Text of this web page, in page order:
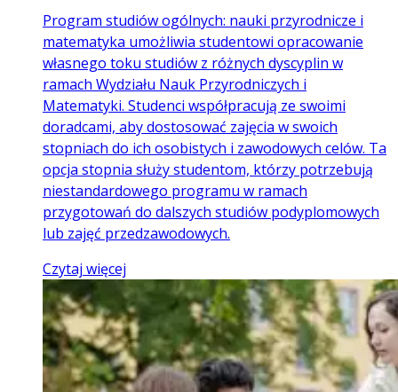
Program studiów ogólnych: nauki przyrodnicze i
matematyka umożliwia studentowi opracowanie
własnego toku studiów z różnych dyscyplin w
ramach Wydziału Nauk Przyrodniczych i
Matematyki. Studenci współpracują ze swoimi
doradcami, aby dostosować zajęcia w swoich
stopniach do ich osobistych i zawodowych celów. Ta
opcja stopnia służy studentom, którzy potrzebują
niestandardowego programu w ramach
przygotowań do dalszych studiów podyplomowych
lub zajęć przedzawodowych.
Czytaj więcej